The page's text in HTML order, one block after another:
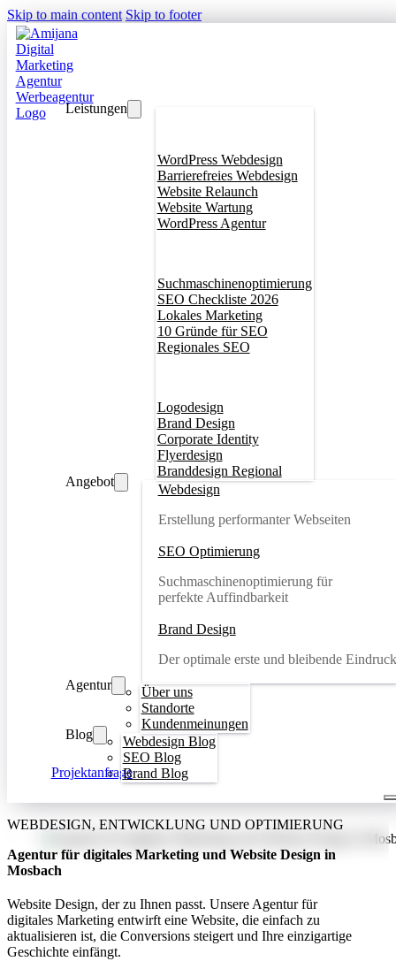
Skip to main content Skip to footer
Leistungen
WordPress Webdesign
Barrierefreies Webdesign
Website Relaunch
Website Wartung
WordPress Agentur
Suchmaschinenoptimierung
SEO Checkliste 2026
Lokales Marketing
10 Gründe für SEO
Regionales SEO
Logodesign
Brand Design
Corporate Identity
Flyerdesign
Branddesign Regional
Angebot
Webdesign
Erstellung performanter Webseiten
SEO Optimierung
Suchmaschinenoptimierung für
perfekte Auffindbarkeit
Brand Design
Der optimale erste und bleibende Eindruck
Agentur
Über uns
Standorte
Kundenmeinungen
Blog
Webdesign Blog
SEO Blog
Brand Blog
Projektanfrage
WEBDESIGN, ENTWICKLUNG UND OPTIMIERUNG
Agentur für digitales Marketing und Website Design in
Mosbach
Website Design, der zu Ihnen passt. Unsere Agentur für
digitales Marketing entwirft eine Website, die einfach zu
aktualisieren ist, die Conversions steigert und Ihre einzigartige
Geschichte einfängt.